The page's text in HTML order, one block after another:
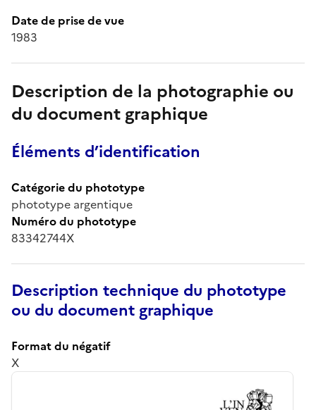
Date de prise de vue
1983
Description de la photographie ou
du document graphique
Éléments d’identification
Catégorie du phototype
phototype argentique
Numéro du phototype
83342744X
Description technique du phototype
ou du document graphique
Format du négatif
X